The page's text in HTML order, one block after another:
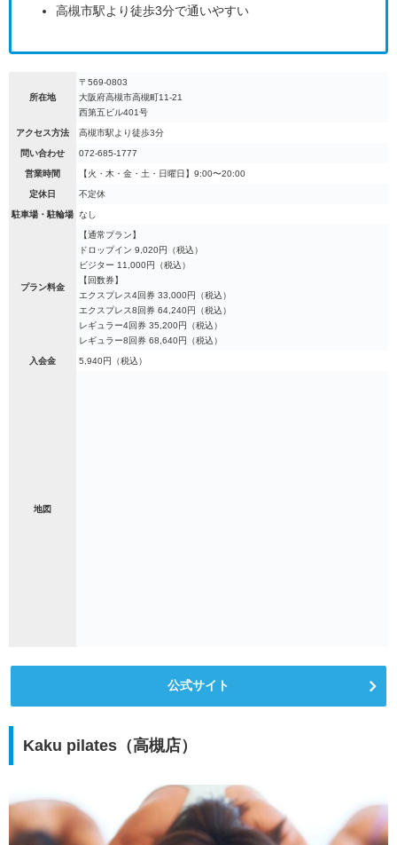
高槻市駅より徒歩3分で通いやすい
所在地
〒569-0803
大阪府高槻市高槻町11-21
西第五ビル401号
アクセス方法 高槻市駅より徒歩3分
問い合わせ 072-685-1777
営業時間 【火・木・金・土・日曜日】9:00〜20:00
定休日 不定休
駐車場・駐輪場 なし
プラン料金
【通常プラン】
ドロップイン 9,020円（税込）
ビジター 11,000円（税込）
【回数券】
エクスプレス4回券 33,000円（税込）
エクスプレス8回券 64,240円（税込）
レギュラー4回券 35,200円（税込）
レギュラー8回券 68,640円（税込）
入会金 5,940円（税込）
地図
公式サイト
Kaku pilates（高槻店）